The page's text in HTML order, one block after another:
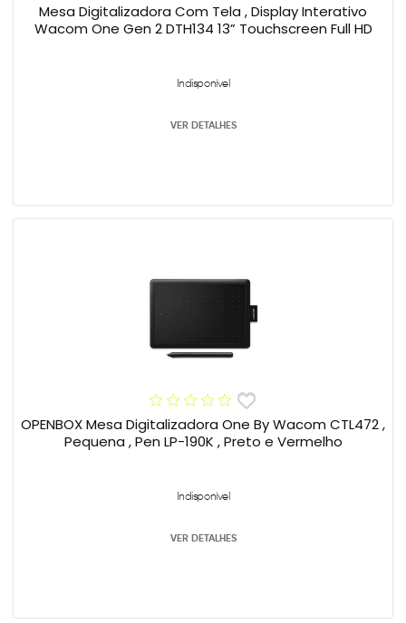
Mesa Digitalizadora Com Tela , Display Interativo
Wacom One Gen 2 DTH134 13” Touchscreen Full HD
Indisponível
VER DETALHES
OPENBOX Mesa Digitalizadora One By Wacom CTL472 ,
Pequena , Pen LP-190K , Preto e Vermelho
Indisponível
VER DETALHES